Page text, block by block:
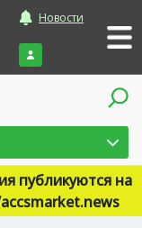
Новости
Войти
публикуются на